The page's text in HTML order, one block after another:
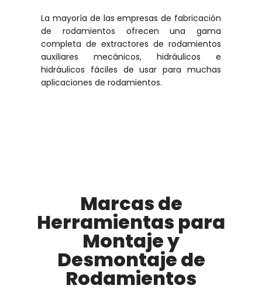
La mayoría de las empresas de fabricación
de rodamientos ofrecen una gama
completa de extractores de rodamientos
auxiliares mecánicos, hidráulicos e
hidráulicos fáciles de usar para muchas
aplicaciones de rodamientos.
Marcas de
Herramientas para
Montaje y
Desmontaje de
Rodamientos